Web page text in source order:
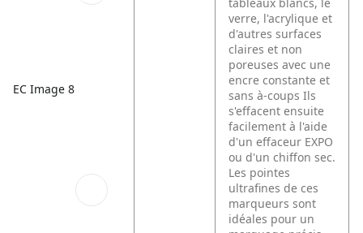
EC Image 8
verre, l'acrylique et
d'autres surfaces
claires et non
poreuses avec une
encre constante et
sans à-coups Ils
s'effacent ensuite
facilement à l'aide
d'un effaceur EXPO
ou d'un chiffon sec.
Les pointes
ultrafines de ces
marqueurs sont
idéales pour un